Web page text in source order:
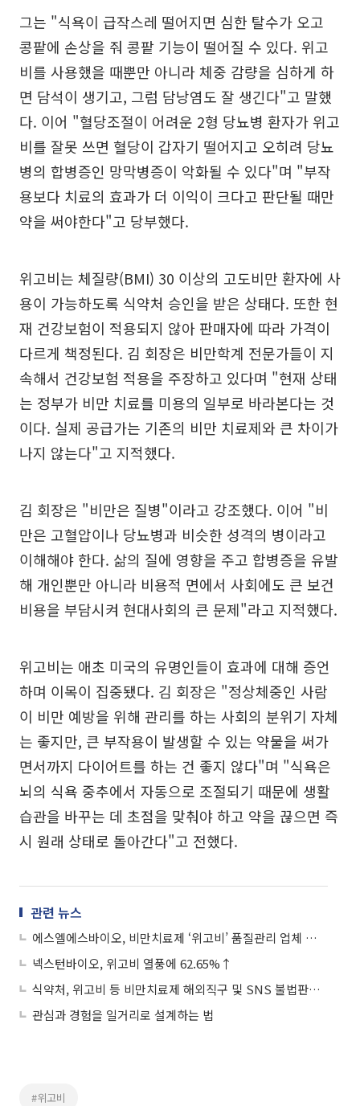
그는 "식욕이 급작스레 떨어지면 심한 탈수가 오고
콩팥에 손상을 줘 콩팥 기능이 떨어질 수 있다. 위고
비를 사용했을 때뿐만 아니라 체중 감량을 심하게 하
면 담석이 생기고, 그럼 담낭염도 잘 생긴다"고 말했
다. 이어 "혈당조절이 어려운 2형 당뇨병 환자가 위고
비를 잘못 쓰면 혈당이 갑자기 떨어지고 오히려 당뇨
병의 합병증인 망막병증이 악화될 수 있다"며 "부작
용보다 치료의 효과가 더 이익이 크다고 판단될 때만
약을 써야한다"고 당부했다.
위고비는 체질량(BMI) 30 이상의 고도비만 환자에 사
용이 가능하도록 식약처 승인을 받은 상태다. 또한 현
재 건강보험이 적용되지 않아 판매자에 따라 가격이
다르게 책정된다. 김 회장은 비만학계 전문가들이 지
속해서 건강보험 적용을 주장하고 있다며 "현재 상태
는 정부가 비만 치료를 미용의 일부로 바라본다는 것
이다. 실제 공급가는 기존의 비만 치료제와 큰 차이가
나지 않는다"고 지적했다.
김 회장은 "비만은 질병"이라고 강조했다. 이어 "비
만은 고혈압이나 당뇨병과 비슷한 성격의 병이라고
이해해야 한다. 삶의 질에 영향을 주고 합병증을 유발
해 개인뿐만 아니라 비용적 면에서 사회에도 큰 보건
비용을 부담시켜 현대사회의 큰 문제"라고 지적했다.
위고비는 애초 미국의 유명인들이 효과에 대해 증언
하며 이목이 집중됐다. 김 회장은 "정상체중인 사람
이 비만 예방을 위해 관리를 하는 사회의 분위기 자체
는 좋지만, 큰 부작용이 발생할 수 있는 약물을 써가
면서까지 다이어트를 하는 건 좋지 않다"며 "식욕은
뇌의 식욕 중추에서 자동으로 조절되기 때문에 생활
습관을 바꾸는 데 초점을 맞춰야 하고 약을 끊으면 즉
시 원래 상태로 돌아간다"고 전했다.
관련 뉴스
에스엘에스바이오, 비만치료제 ‘위고비’ 품질관리 업체 부각에 강세
넥스턴바이오, 위고비 열풍에 62.65%↑
식약처, 위고비 등 비만치료제 해외직구 및 SNS 불법판매 차단
관심과 경험을 일거리로 설계하는 법
#위고비